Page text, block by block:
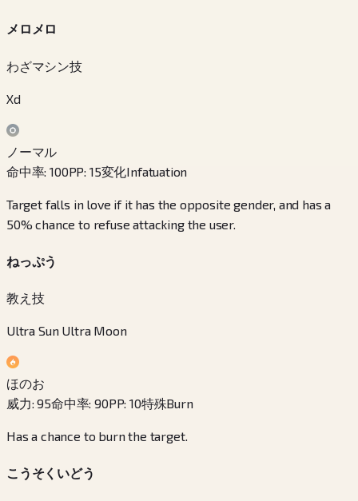
メロメロ
わざマシン技
Xd
ノーマル
命中率:100PP: 15変化Infatuation
Target falls in love if it has the opposite gender, and has a
50% chance to refuse attacking the user.
ねっぷう
教え技
Ultra Sun Ultra Moon
ほのお
威力:95命中率:90PP:10特殊Burn
Has a chance to burn the target.
こうそくいどう